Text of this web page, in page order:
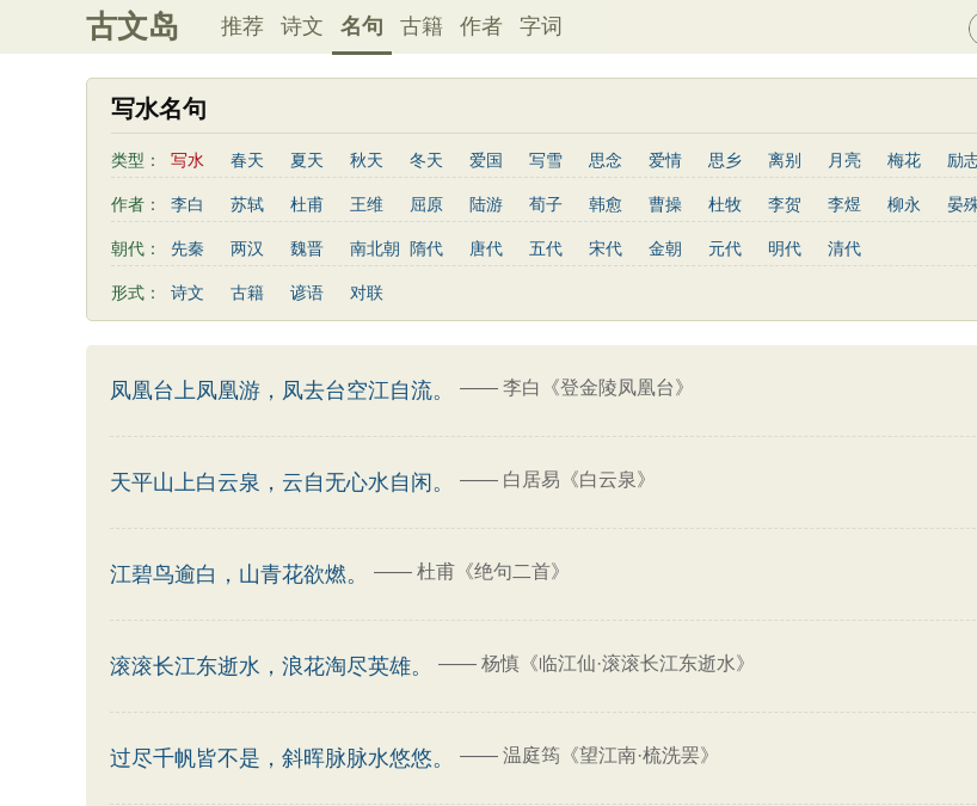
古文岛 推荐 诗文 名句 古籍 作者 字词
写水名句
类型： 写水 春天 夏天 秋天 冬天 爱国 写雪 思念 爱情 思乡 离别 月亮 梅花 励
写雨
友情 感恩 写风 西湖 读书 菊花 长江 黄河 竹子 哲理 泰山 边塞 柳
清明节
端午节 七夕节
警世通言
作者： 李白 苏轼 杜甫 王维 屈原 陆游 荀子 韩愈 曹操 杜牧 李贺 李煜 柳永 晏
曹植
高适 王勃 岳飞 朱熹 岑参 姜夔 孟郊 韦庄 元稹 曾巩 苏辙
谢灵运
文天祥 柳宗元 曾国藩 韦应物 刘长卿 司马光 晏几道 司马迁 元好问 曹雪芹
卢照邻
陈子昂 周邦彦 张九龄 骆宾王 王守仁 关汉卿
朝代： 先秦 两汉 魏晋 南北朝 隋代 唐代 五代 宋代 金朝 元代 明代 清代
形式： 诗文 古籍 谚语 对联
凤凰台上凤凰游，凤去台空江自流。 —— 李白《登金陵凤凰台》
天平山上白云泉，云自无心水自闲。 —— 白居易《白云泉》
江碧鸟逾白，山青花欲燃。 —— 杜甫《绝句二首》
滚滚长江东逝水，浪花淘尽英雄。 —— 杨慎《临江仙·滚滚长江东逝水》
过尽千帆皆不是，斜晖脉脉水悠悠。 —— 温庭筠《望江南·梳洗罢》